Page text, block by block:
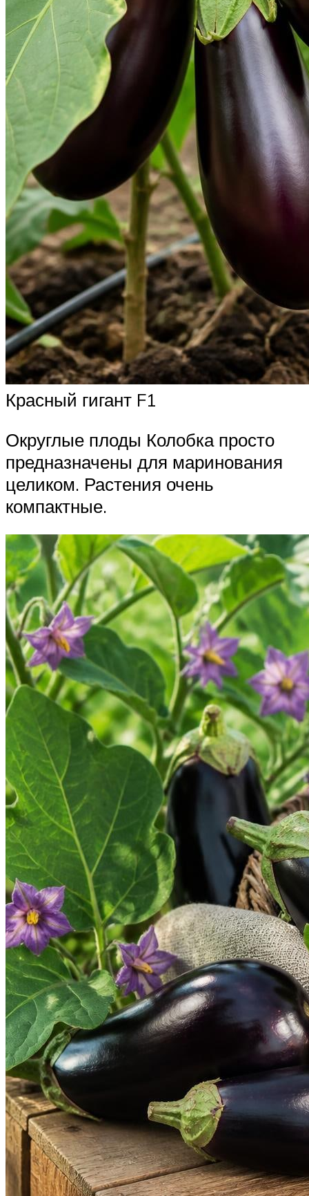
Красный гигант F1
Округлые плоды Колобка просто
предназначены для маринования
целиком. Растения очень
компактные.